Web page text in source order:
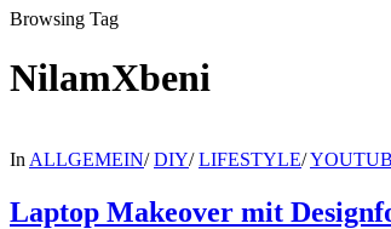
Browsing Tag
NilamXbeni
In ALLGEMEIN/ DIY/ LIFESTYLE/
Laptop Makeover mit